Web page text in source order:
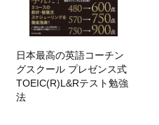
日本最高の英語コーチン
グスクール プレゼンス式
TOEIC(R)L&Rテスト勉強
法